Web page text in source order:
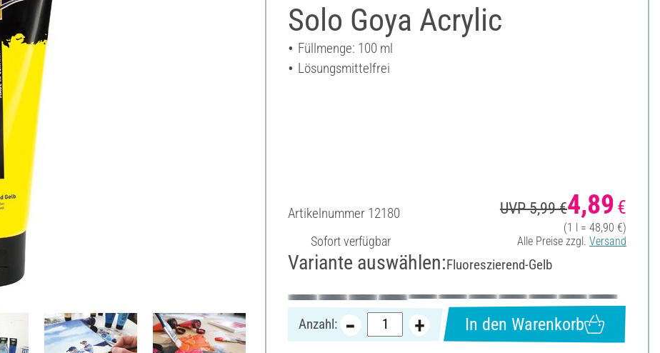
Solo Goya Acrylic
Füllmenge: 100 ml
Lösungsmittelfrei
Artikelnummer 12180
Sofort verfügbar
UVP 5,99 €4,89 €
(1 l = 48,90 €)
Alle Preise zzgl. Versand
Variante auswählen:Fluoreszierend-Gelb
Anzahl: In den Warenkorb